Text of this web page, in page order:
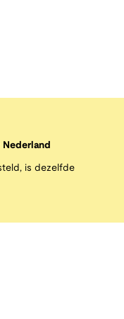
is dezelfde